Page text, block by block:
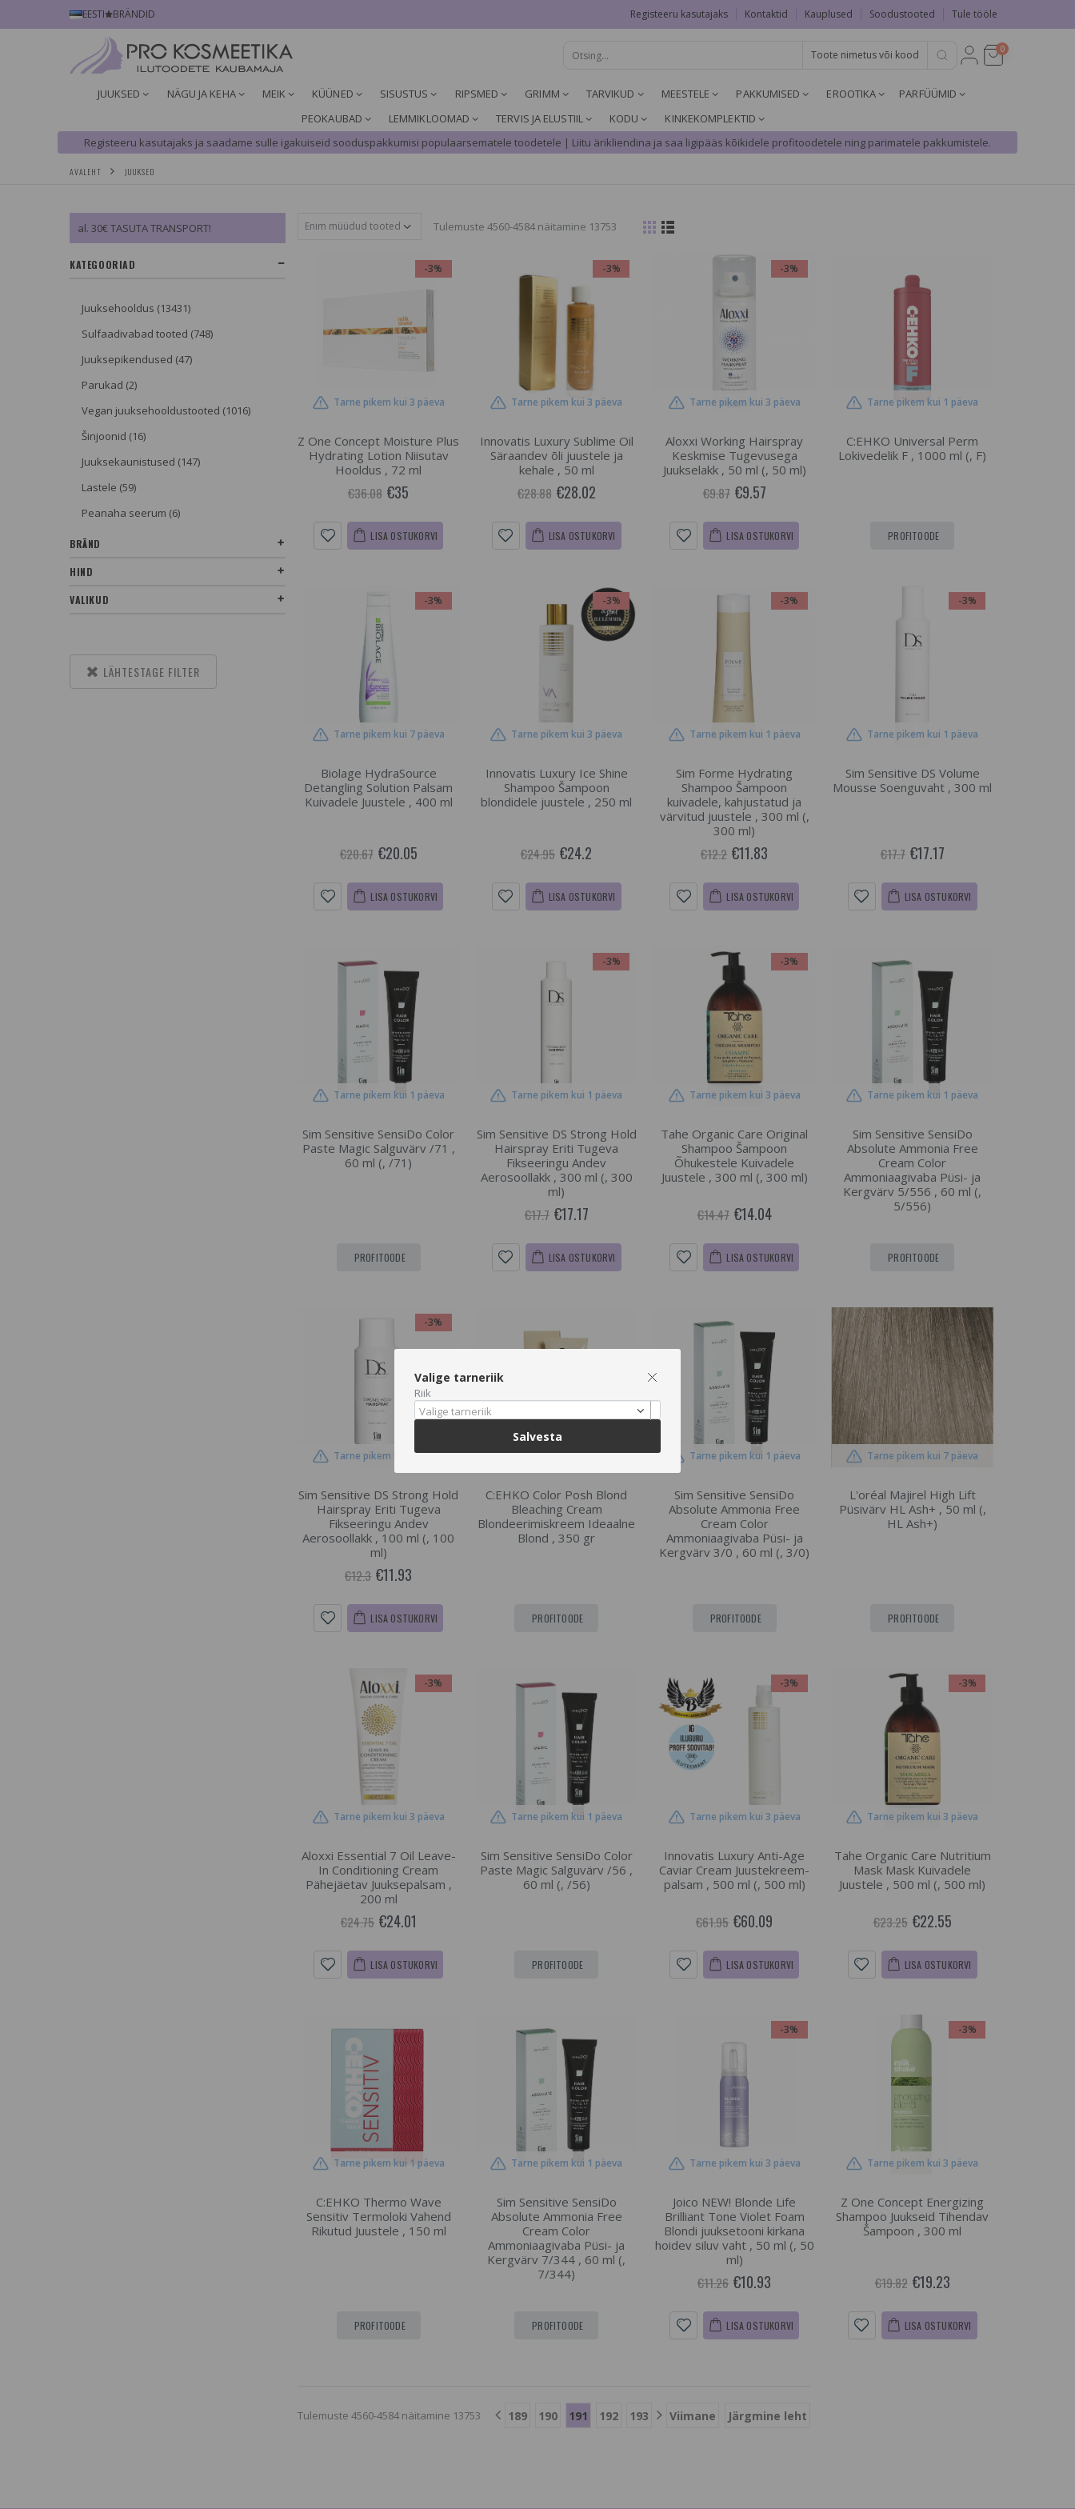
EESTI BRÄNDID Registeeru kasutajaks Kontaktid Kauplused Soodustooted Tule tööle
0
JUUKSED NÄGU JA KEHA MEIK KÜÜNED SISUSTUS RIPSMED GRIMM TARVIKUD MEESTELE PAKKUMISED EROOTIKA
PARFÜÜMID
PEOKAUBAD
LEMMIKLOOMAD TERVIS JA ELUSTIIL KODU
KINKEKOMPLEKTID
Registeeru kasutajaks ja saadame sulle igakuiseid sooduspakkumisi populaarsematele toodetele | Liitu ärikliendina ja saa ligipääs kõikidele profitoodetele ning parimatele pakkumistele.
AVALEHT JUUKSED
Tulemuste 4560-4584 näitamine 13753
-3%
Tarne pikem kui 3 päeva
Z One Concept Moisture Plus
Hydrating Lotion Niisutav
Hooldus , 72 ml
€36.08 €35
LISA OSTUKORVI
-3%
Tarne pikem kui 3 päeva
Innovatis Luxury Sublime Oil
Säraandev õli juustele ja
kehale , 50 ml
€28.88 €28.02
LISA OSTUKORVI
-3%
Tarne pikem kui 3 päeva
Aloxxi Working Hairspray
Keskmise Tugevusega
Juukselakk , 50 ml (, 50 ml)
€9.87 €9.57
LISA OSTUKORVI
Tarne pikem kui 1 päeva
C:EHKO Universal Perm
Lokivedelik F , 1000 ml (, F)
PROFITOODE
-3%
Tarne pikem kui 7 päeva
Biolage HydraSource
Detangling Solution Palsam
Kuivadele Juustele , 400 ml
€20.67 €20.05
LISA OSTUKORVI
-3%
Tarne pikem kui 3 päeva
Innovatis Luxury Ice Shine
Shampoo Šampoon
blondidele juustele , 250 ml
€24.95 €24.2
LISA OSTUKORVI
-3%
Tarne pikem kui 1 päeva
Sim Forme Hydrating
Shampoo Šampoon
kuivadele, kahjustatud ja
värvitud juustele , 300 ml (,
300 ml)
€12.2 €11.83
LISA OSTUKORVI
-3%
Tarne pikem kui 1 päeva
Sim Sensitive DS Volume
Mousse Soenguvaht , 300 ml
€17.7 €17.17
LISA OSTUKORVI
Tarne pikem kui 1 päeva
Sim Sensitive SensiDo Color
Paste Magic Salguvärv /71 ,
60 ml (, /71)
PROFITOODE
-3%
Tarne pikem kui 1 päeva
Sim Sensitive DS Strong Hold
Hairspray Eriti Tugeva
Fikseeringu Andev
Aerosoollakk , 300 ml (, 300
ml)
€17.7 €17.17
LISA OSTUKORVI
-3%
Tarne pikem kui 3 päeva
Tahe Organic Care Original
Shampoo Šampoon
Õhukestele Kuivadele
Juustele , 300 ml (, 300 ml)
€14.47 €14.04
LISA OSTUKORVI
Tarne pikem kui 1 päeva
Sim Sensitive SensiDo
Absolute Ammonia Free
Cream Color
Ammoniaagivaba Püsi- ja
Kergvärv 5/556 , 60 ml (,
5/556)
PROFITOODE
-3%
Tarne pikem kui 1 päeva
Sim Sensitive DS Strong Hold
Hairspray Eriti Tugeva
Fikseeringu Andev
Aerosoollakk , 100 ml (, 100
ml)
€12.3 €11.93
LISA OSTUKORVI
Tarne pikem kui 1 päeva
C:EHKO Color Posh Blond
Bleaching Cream
Blondeerimiskreem Ideaalne
Blond , 350 gr
PROFITOODE
Tarne pikem kui 1 päeva
Sim Sensitive SensiDo
Absolute Ammonia Free
Cream Color
Ammoniaagivaba Püsi- ja
Kergvärv 3/0 , 60 ml (, 3/0)
PROFITOODE
Tarne pikem kui 7 päeva
L'oréal Majirel High Lift
Püsivärv HL Ash+ , 50 ml (,
HL Ash+)
PROFITOODE
-3%
Tarne pikem kui 3 päeva
Aloxxi Essential 7 Oil Leave-
In Conditioning Cream
Pähejäetav Juuksepalsam ,
200 ml
€24.75 €24.01
LISA OSTUKORVI
Tarne pikem kui 1 päeva
Sim Sensitive SensiDo Color
Paste Magic Salguvärv /56 ,
60 ml (, /56)
PROFITOODE
-3%
Tarne pikem kui 3 päeva
Innovatis Luxury Anti-Age
Caviar Cream Juustekreem-
palsam , 500 ml (, 500 ml)
€61.95 €60.09
LISA OSTUKORVI
-3%
Tarne pikem kui 3 päeva
Tahe Organic Care Nutritium
Mask Mask Kuivadele
Juustele , 500 ml (, 500 ml)
€23.25 €22.55
LISA OSTUKORVI
Tarne pikem kui 1 päeva
C:EHKO Thermo Wave
Sensitiv Termoloki Vahend
Rikutud Juustele , 150 ml
PROFITOODE
Tarne pikem kui 1 päeva
Sim Sensitive SensiDo
Absolute Ammonia Free
Cream Color
Ammoniaagivaba Püsi- ja
Kergvärv 7/344 , 60 ml (,
7/344)
PROFITOODE
-3%
Tarne pikem kui 3 päeva
Joico NEW! Blonde Life
Brilliant Tone Violet Foam
Blondi juuksetooni kirkana
hoidev siluv vaht , 50 ml (, 50
ml)
€11.26 €10.93
LISA OSTUKORVI
-3%
Tarne pikem kui 3 päeva
Z One Concept Energizing
Shampoo Juukseid Tihendav
Šampoon , 300 ml
€19.82 €19.23
LISA OSTUKORVI
Tulemuste 4560-4584 näitamine 13753 189 190 191 192 193 Viimane Järgmine leht
al. 30€ TASUTA TRANSPORT!
KATEGOORIAD
Juuksehooldus (13431)
Sulfaadivabad tooted (748)
Juuksepikendused (47)
Parukad (2)
Vegan juuksehooldustooted (1016)
Šinjoonid (16)
Juuksekaunistused (147)
Lastele (59)
Peanaha seerum (6)
BRÄND
HIND
VALIKUD
LÄHTESTAGE FILTER
Valige tarneriik
Riik
Valige tarneriik
Salvesta